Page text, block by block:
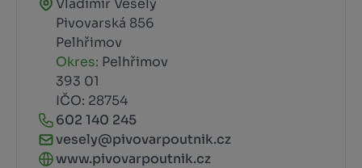
Vladimír Veselý
Pivovarská 856
Pelhřimov
Okres: Pelhřimov
393 01
IČO: 28754
602 140 245
vesely@pivovarpoutnik.cz
www.pivovarpoutnik.cz